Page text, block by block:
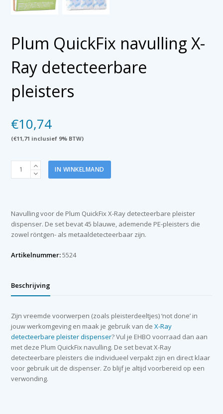
Plum QuickFix navulling X-
Ray detecteerbare
pleisters
€10,74
(€11,71 inclusief 9% BTW)
Plum
QuickFix
detecteerbare
pleisters
aantal
IN WINKELMAND
Navulling voor de Plum QuickFix X-Ray detecteerbare pleister
dispenser. De set bevat 45 blauwe, ademende PE-pleisters die
zowel röntgen- als metaaldetecteerbaar zijn.
Artikelnummer:5524
Beschrijving
Zijn vreemde voorwerpen (zoals pleisterdeeltjes) ‘not done’ in
jouw werkomgeving en maak je gebruik van deX-Ray
detecteerbare pleister dispenser? Vul je EHBO voorraad dan aan
met deze Plum QuickFix navulling. De set bevat X-Ray
detecteerbare pleisters die individueel verpakt zijn en direct klaar
voor gebruik uit de dispenser. Zo blijf je altijd voorbereid op een
verwonding.